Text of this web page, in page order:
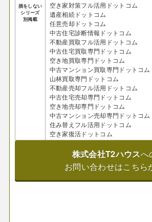
損をしない
シリーズ
別掲載
空き家対策フル活用ドットコム
遺産相続ドットコム
任意売却ドットコム
中古住宅診断情報ドットコム
不動産買取フル活用ドットコム
中古住宅買取専門ドットコム
空き地買取専門ドットコム
中古マンション買取専門ドットコム
山林買取専門ドットコム
不動産売却フル活用ドットコム
中古住宅売却専門ドットコム
空き地売却専門ドットコム
中古マンション売却専門ドットコム
住み替えフル活用ドットコム
空き家復活ドットコム
株式会社T2ハウスへ
お問い合わせはこちら